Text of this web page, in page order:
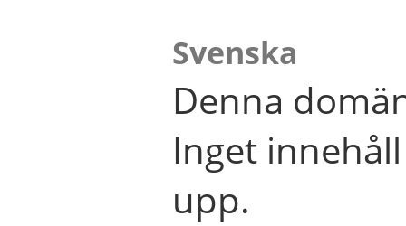
Svenska
Denna
Inget
upp.